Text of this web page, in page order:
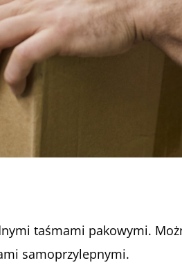
taśmami pakowymi.
samoprzylepnymi.